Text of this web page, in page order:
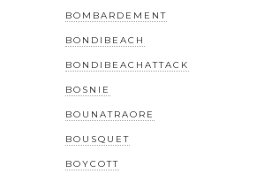
BOMBARDEMENT
BONDIBEACH
BONDIBEACHATTACK
BOSNIE
BOUNATRAORE
BOUSQUET
BOYCOTT